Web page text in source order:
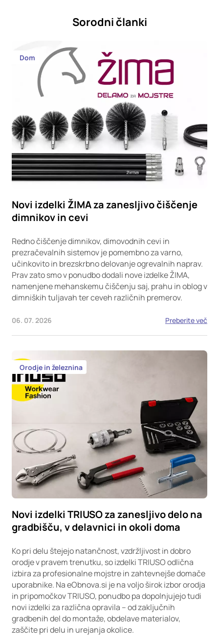
Sorodni članki
Dom
Novi izdelki ŽIMA za zanesljivo čiščenje
dimnikov in cevi
Redno čiščenje dimnikov, dimovodnih cevi in
prezračevalnih sistemov je pomembno za varno,
učinkovito in brezskrbno delovanje ogrevalnih naprav.
Prav zato smo v ponudbo dodali nove izdelke ŽIMA,
namenjene mehanskemu čiščenju saj, prahu in oblog v
dimniških tuljavah ter ceveh različnih premerov.
06. 07. 2026 Preberite več
Orodje in železnina
Novi izdelki TRIUSO za zanesljivo delo na
gradbišču, v delavnici in okoli doma
Ko pri delu štejejo natančnost, vzdržljivost in dobro
orodje v pravem trenutku, so izdelki TRIUSO odlična
izbira za profesionalne mojstre in zahtevnejše domače
uporabnike. Na eObnova.si je na voljo širok izbor orodja
in pripomočkov TRIUSO, ponudbo pa dopolnjujejo tudi
novi izdelki za različna opravila – od zaključnih
gradbenih del do montaže, obdelave materialov,
zaščite pri delu in urejanja okolice.